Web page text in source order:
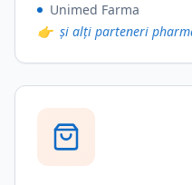
Unimed Farma
👉 și alți parteneri